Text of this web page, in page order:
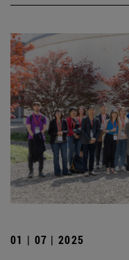
01 | 07 | 2025